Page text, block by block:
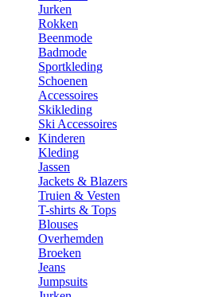
Jurken
Rokken
Beenmode
Badmode
Sportkleding
Schoenen
Accessoires
Skikleding
Ski Accessoires
Kinderen
Kleding
Jassen
Jackets & Blazers
Truien & Vesten
T-shirts & Tops
Blouses
Overhemden
Broeken
Jeans
Jumpsuits